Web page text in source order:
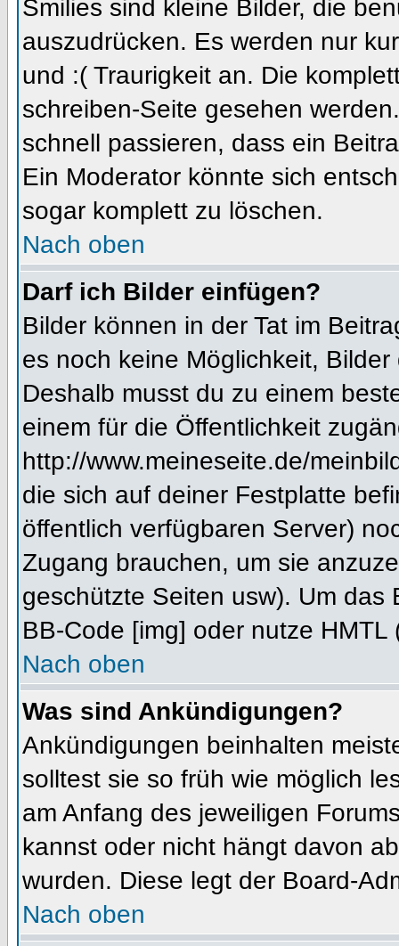
Smilies sind kleine Bilder, die
auszudrücken. Es werden nur
und :( Traurigkeit an. Die
schreiben-Seite gesehen
schnell passieren, dass ein
Ein Moderator könnte sich
sogar komplett zu löschen.
Nach oben
Darf ich Bilder einfügen?
Bilder können in der Tat im
es noch keine Möglichkeit,
Deshalb musst du zu einem
einem für die Öffentlichkeit
http://www.meineseite.de/
die sich auf deiner Festplatte
öffentlich verfügbaren Server)
Zugang brauchen, um sie
geschützte Seiten usw). Um
BB-Code [img] oder nutze HMTL
Nach oben
Was sind Ankündigungen?
Ankündigungen beinhalten
solltest sie so früh wie möglich
am Anfang des jeweiligen
kannst oder nicht hängt davon
wurden. Diese legt der Board-
Nach oben